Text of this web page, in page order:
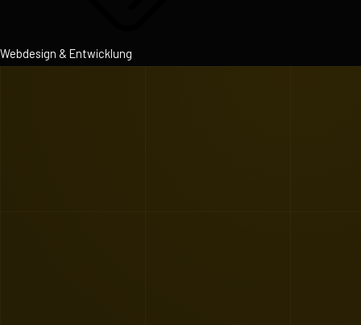
Webdesign & Entwicklung